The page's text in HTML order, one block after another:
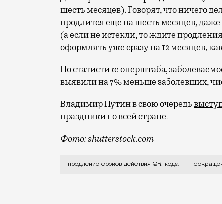
шесть месяцев). Говорят, что ничего
продлится еще на шесть месяцев,
(а если не истекли, то ждите
оформлять уже сразу на 12 месяцев,
По статистике оперштаба,
выявили на 7% меньше заболевших,
Владимир Путин в свою очередь
праздники по всей стране.
Фото: shutterstock.com
Указ, действующий на уровне
продление сроков действия QR-кода